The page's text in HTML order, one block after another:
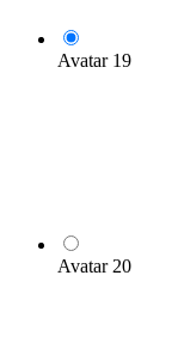
Avatar 19
Avatar 20